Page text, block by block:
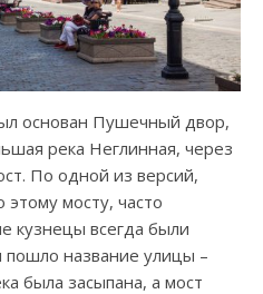
основан Пушечный двор,
река Неглинная, через
По одной из версий,
мосту, часто
кузнецы всегда были
название улицы –
была засыпана, а мост